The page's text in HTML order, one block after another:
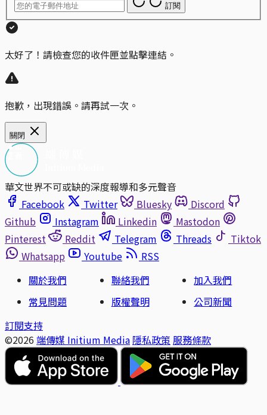
訂閱
太好了！請檢查您的收件匣並點擊連結。
抱歉，出現錯誤。請再試一次。
關閉
華文世界不可或缺的深度報導和多元聲音
Facebook
Twitter Bluesky
Discord
Github
Instagram Linkedin
Mastodon
Pinterest
Reddit Telegram Threads
Tiktok
Whatsapp
Youtube
RSS
關於我們
聯絡我們
加入我們
常見問題
版權聲明
公司新聞
訂閱支持
©2026 端傳媒 Initium Media 隱私政策 服務條款